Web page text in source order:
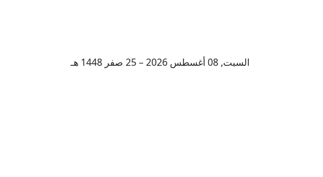
السبت, 08 أغسطس 2026 – 25 صفر 1448 هـ